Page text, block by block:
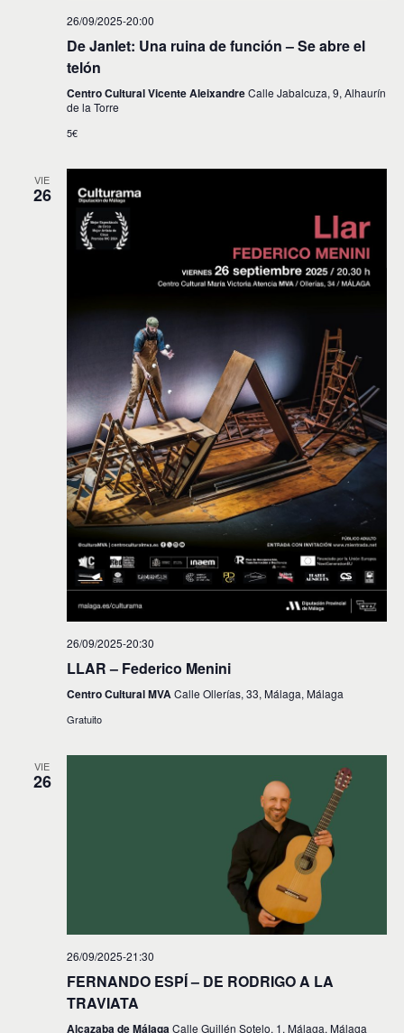
26/09/2025-20:00
De Janlet: Una ruina de función – Se abre el
telón
Centro Cultural Vicente AleixandreCalle Jabalcuza, 9, Alhaurín
de la Torre
5€
VIE
26
26/09/2025-20:30
LLAR – Federico Menini
Centro Cultural MVA Calle Ollerías, 33, Málaga, Málaga
Gratuito
VIE
26
26/09/2025-21:30
FERNANDO ESPÍ – DE RODRIGO A LA
TRAVIATA
Alcazaba de MálagaCalle Guillén Sotelo, 1, Málaga, Málaga